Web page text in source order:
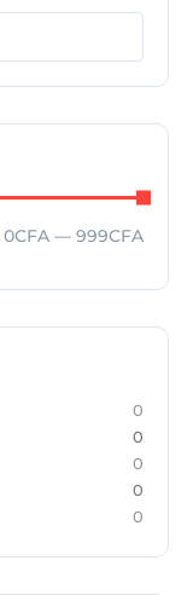
0CFA — 999CFA
0
0
0
0
0